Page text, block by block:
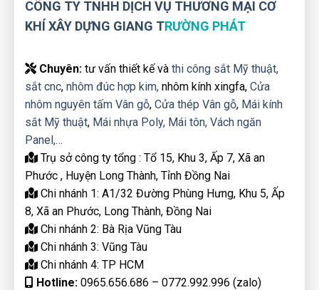
CÔNG TY TNHH DỊCH VỤ THƯƠNG MẠI CƠ
KHÍ XÂY DỰNG GIANG TRƯỜNG PHÁT
Chuyên: tư vấn thiết kế và thi công sắt Mỹ thuật,
sắt cnc, nhôm đúc hợp kim, nhôm kính xingfa, Cửa
nhôm nguyên tấm Vân gỗ, Cửa thép Vân gỗ, Mái kính
sắt Mỹ thuật, Mái nhựa Poly, Mái tôn, Vách ngăn
Panel,…
Trụ sở công ty tổng : Tổ 15, Khu 3, Ấp 7, Xã an
Phước , Huyện Long Thành, Tỉnh Đồng Nai
Chi nhánh 1: A1/32 Đường Phùng Hưng, Khu 5, Ấp
8, Xã an Phước, Long Thành, Đồng Nai
Chi nhánh 2: Bà Rịa Vũng Tàu
Chi nhánh 3: Vũng Tàu
Chi nhánh 4: TP HCM
Hotline: 0965.656.686 – 0772.992.996 (zalo)